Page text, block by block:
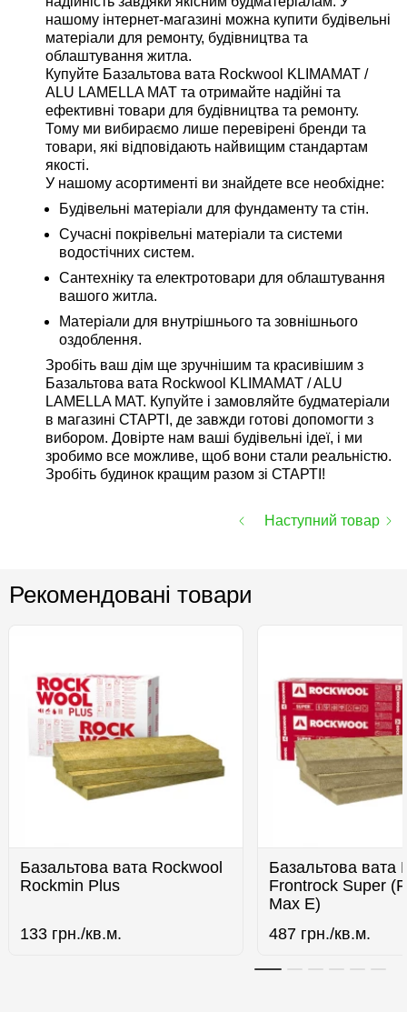
нашому інтернет-магазині можна купити будівельні
матеріали для ремонту, будівництва та
облаштування житла.
Купуйте Базальтова вата Rockwool KLIMAMAT /
ALU LAMELLA MAT та отримайте надійні та
ефективні товари для будівництва та ремонту.
Тому ми вибираємо лише перевірені бренди та
товари, які відповідають найвищим стандартам
якості.
У нашому асортименті ви знайдете все необхідне:
Будівельні матеріали для фундаменту та стін.
Сучасні покрівельні матеріали та системи
водостічних систем.
Сантехніку та електротовари для облаштування
вашого житла.
Матеріали для внутрішнього та зовнішнього
оздоблення.
Зробіть ваш дім ще зручнішим та красивішим з
Базальтова вата Rockwool KLIMAMAT / ALU
LAMELLA MAT. Купуйте і замовляйте будматеріали
в магазині СТАРТІ, де завжди готові допомогти з
вибором. Довірте нам ваші будівельні ідеї, і ми
зробимо все можливе, щоб вони стали реальністю.
Зробіть будинок кращим разом зі СТАРТІ!
Наступний товар
Рекомендовані товари
Базальтова вата Rockwool
Rockmin Plus
133 грн./кв.м.
Базальтова вата
Frontrock Super
Max E)
487 грн./кв.м.